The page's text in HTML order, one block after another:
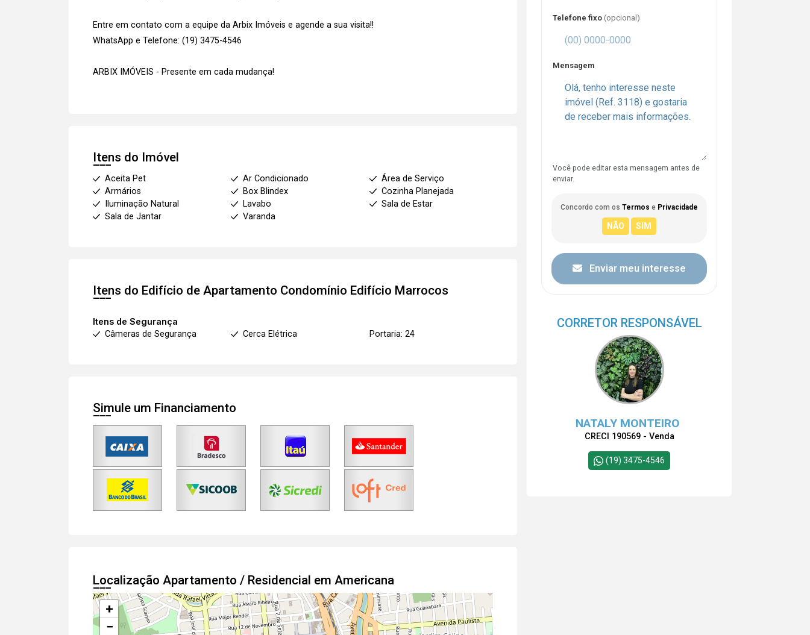
Entre em contato com a equipe da Arbix Imóveis e agende a sua visita!!
WhatsApp e Telefone: (19) 3475-4546
ARBIX IMÓVEIS - Presente em cada mudança!
Itens do Imóvel
Aceita Pet Ar Condicionado
Área de Serviço
Armários
Box Blindex
Cozinha Planejada
Iluminação Natural
Lavabo
Sala de Estar
Sala de Jantar
Varanda
Itens do Edifício de Apartamento Condomínio Edifício Marrocos
Itens de Segurança
Câmeras de Segurança
Cerca Elétrica Portaria: 24
Simule um Financiamento
Localização Apartamento / Residencial em Americana
+
−
Telefone fixo (opcional)
Mensagem
Você pode editar esta mensagem antes de
enviar.
Concordo com os Termos e Privacidade
Enviar meu interesse
CORRETOR RESPONSÁVEL
NATALY MONTEIRO
CRECI 190569 - Venda
(19) 3475-4546